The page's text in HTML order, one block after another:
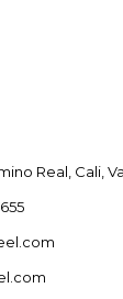
Real, Cali,